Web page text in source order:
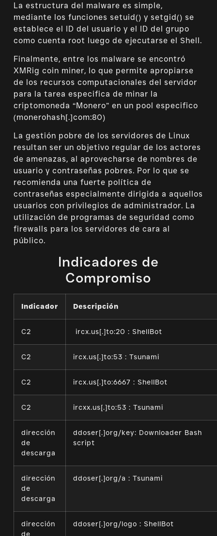
La estructura del malware es simple,
mediante los funciones setuid() y setgid() se
establece el ID del usuario y el ID del grupo
como cuenta root luego de ejecutarse el Shell.
Finalmente, entre los malware se encontró
XMRig coin miner, lo que permite apropiarse
de los recursos computacionales del servidor
para la tarea especifica de minar la
criptomoneda “Monero” en un pool especifico
(monerohash[.]com:80)
La gestión pobre de los servidores de Linux
resultan ser un objetivo regular de los actores
de amenazas, al aprovecharse de nombres de
usuario y contraseñas pobres. Por lo que se
recomienda una fuerte política de
contraseñas especialmente dirigida a aquellos
usuarios con privilegios de administrador. La
utilización de programas de seguridad como
firewalls para los servidores de cara al
público.
Indicadores de
Compromiso
Indicador Descripción
C2 ircx.us[.]to:20 : ShellBot
C2 ircx.us[.]to:53 : Tsunami
C2 ircx.us[.]to:6667 : ShellBot
C2 ircxx.us[.]to:53 : Tsunami
dirección
de
descarga
ddoser[.]org/key: Downloader Bash
script
dirección
de
descarga
ddoser[.]org/a : Tsunami
dirección
de
ddoser[.]org/logo : ShellBot